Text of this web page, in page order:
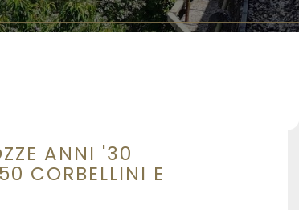
ANNI '30
CORBELLINI E